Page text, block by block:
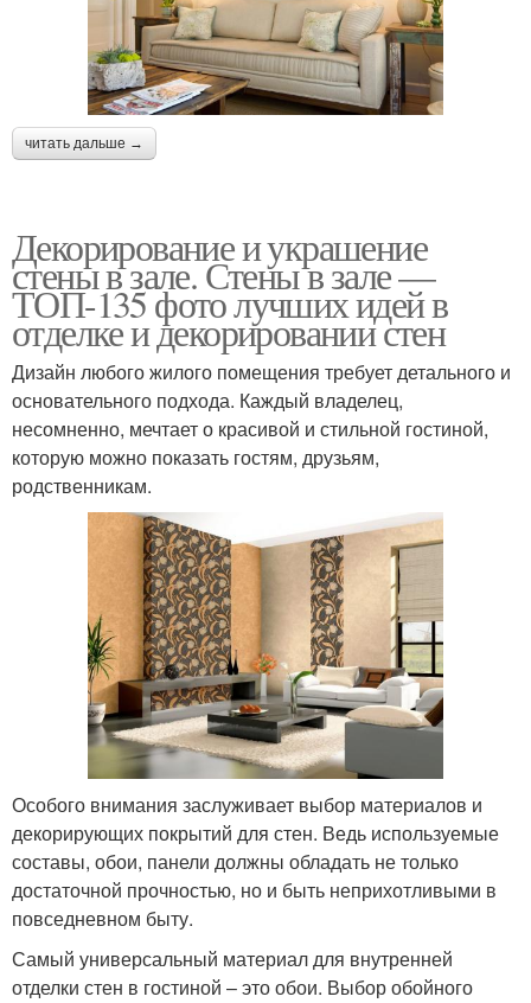
читать дальше →
Декорирование и украшение
стены в зале. Стены в зале —
ТОП-135 фото лучших идей в
отделке и декорировании стен
Дизайн любого жилого помещения требует детального и
основательного подхода. Каждый владелец,
несомненно, мечтает о красивой и стильной гостиной,
которую можно показать гостям, друзьям,
родственникам.
Особого внимания заслуживает выбор материалов и
декорирующих покрытий для стен. Ведь используемые
составы, обои, панели должны обладать не только
достаточной прочностью, но и быть неприхотливыми в
повседневном быту.
Самый универсальный материал для внутренней
отделки стен в гостиной – это обои. Выбор обойного